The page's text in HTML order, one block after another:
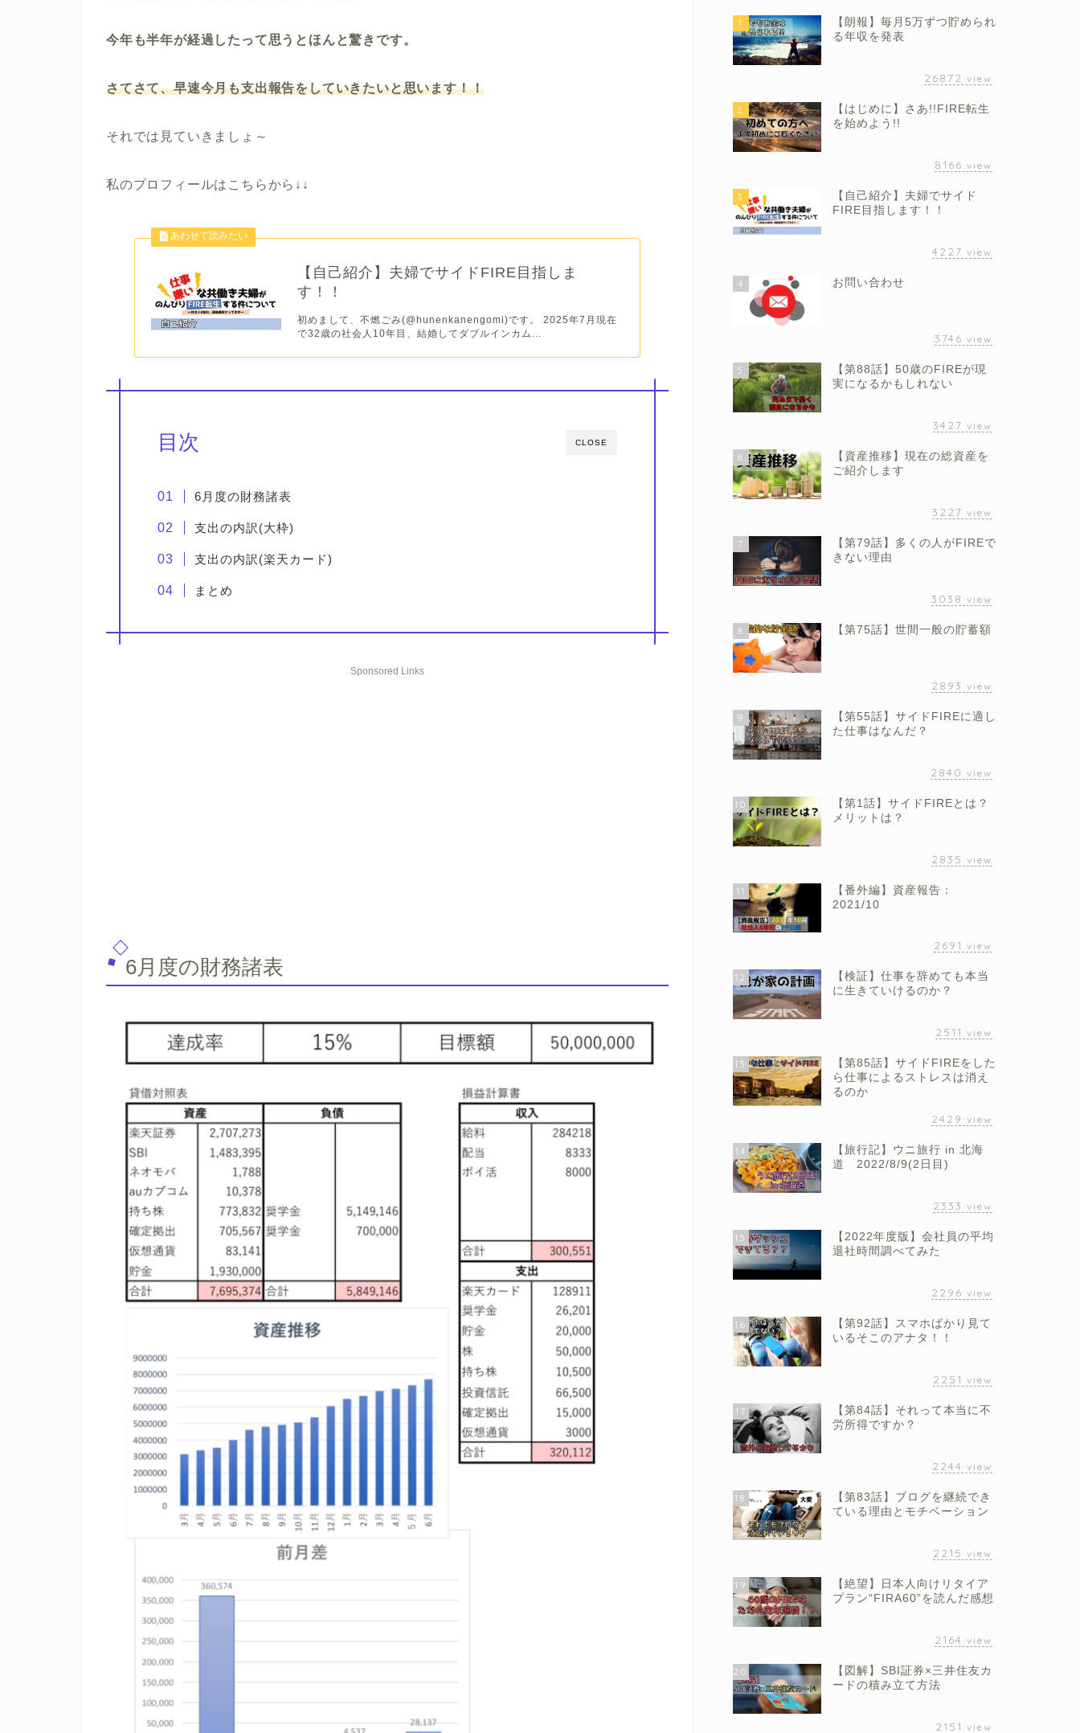
今年も半年が経過したって思うとほんと驚きです。
さてさて、早速今月も支出報告をしていきたいと思います！！
それでは見ていきましょ～
私のプロフィールはこちらから↓↓
【自己紹介】夫婦でサイドFIRE目指しま
す！！
初めまして、不燃ごみ(@hunenkanengomi)です。 2025年7月現在
で32歳の社会人10年目、結婚してダブルインカム...
CLOSE
目次
6月度の財務諸表
支出の内訳(大枠)
支出の内訳(楽天カード)
まとめ
Sponsored Links
6月度の財務諸表
1
【朗報】毎月5万ずつ貯められ
る年収を発表
26872 view
2
【はじめに】さあ!!FIRE転生
を始めよう!!
8166 view
3
【自己紹介】夫婦でサイド
FIRE目指します！！
4227 view
4 お問い合わせ
3746 view
5
【第88話】50歳のFIREが現
実になるかもしれない
3427 view
6
【資産推移】現在の総資産を
ご紹介します
3227 view
7
【第79話】多くの人がFIREで
きない理由
3038 view
8 【第75話】世間一般の貯蓄額
2893 view
9
【第55話】サイドFIREに適し
た仕事はなんだ？
2840 view
10
【第1話】サイドFIREとは？
メリットは？
2835 view
11
【番外編】資産報告：
2021/10
2691 view
12
【検証】仕事を辞めても本当
に生きていけるのか？
2511 view
13
【第85話】サイドFIREをした
ら仕事によるストレスは消え
るのか
2429 view
14
【旅行記】ウニ旅行 in 北海
道 2022/8/9(2日目)
2333 view
15
【2022年度版】会社員の平均
退社時間調べてみた
2296 view
16
【第92話】スマホばかり見て
いるそこのアナタ！！
2251 view
17
【第84話】それって本当に不
労所得ですか？
2244 view
18
【第83話】ブログを継続でき
ている理由とモチベーション
2215 view
19
【絶望】日本人向けリタイア
プラン“FIRA60”を読んだ感想
2164 view
20
【図解】SBI証券×三井住友カ
ードの積み立て方法
2151 view